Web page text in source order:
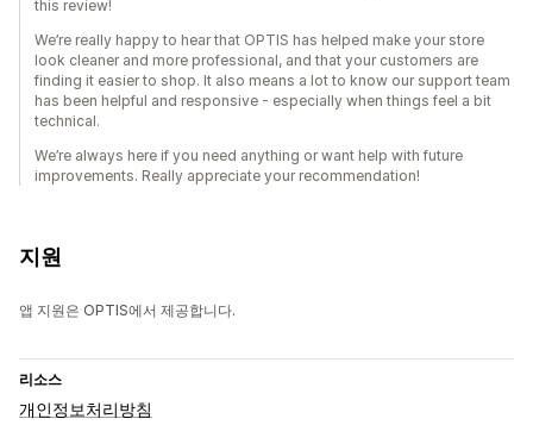
this review!
We’re really happy to hear that OPTIS has helped make your store
look cleaner and more professional, and that your customers are
finding it easier to shop. It also means a lot to know our support team
has been helpful and responsive - especially when things feel a bit
technical.
We’re always here if you need anything or want help with future
improvements. Really appreciate your recommendation!
지원
앱 지원은 OPTIS에서 제공합니다.
리소스
개인정보처리방침